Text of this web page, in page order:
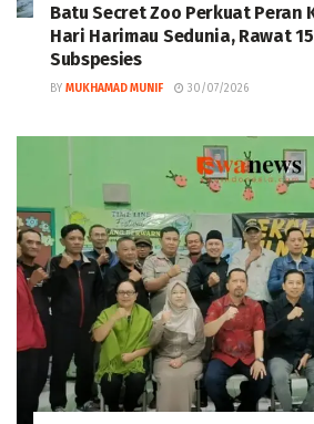
‎Batu Secret Zoo Perkuat Peran
Hari Harimau Sedunia, Rawat
Subspesies
BY MUKHAMAD MUNIF 30/07/2026